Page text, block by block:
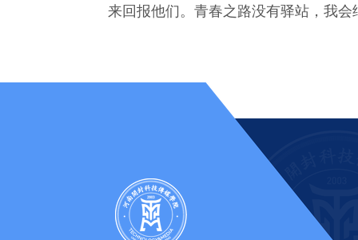
来回报他们。青春之路没有驿站，我会